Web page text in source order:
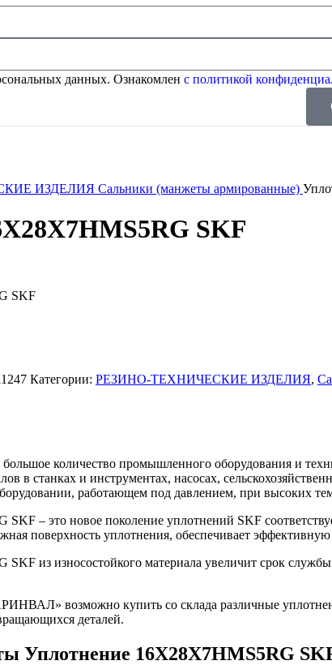
данных. Ознакомлен с политикой
ИЗДЕЛИЯ Сальники (манжеты армированные)
SKF
SKF
Категории: РЕЗИНО-ТЕХНИЧЕСКИЕ ИЗДЕЛИЯ,
количество промышленного оборудования и
в станках и инструментах, насосах,
работающем под давлением, при высоких
– это новое поколение уплотнений SKF
поверхность уплотнения, обеспечивает
из износостойкого материала увеличит срок
возможно купить со склада различные
деталей.
Уплотнение 16X28X7HMS5RG